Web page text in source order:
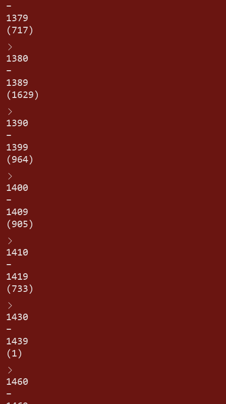
–
1379
(717)
1380
–
1389
(1629)
1390
–
1399
(964)
1400
–
1409
(905)
1410
–
1419
(733)
1430
–
1439
(1)
1460
–